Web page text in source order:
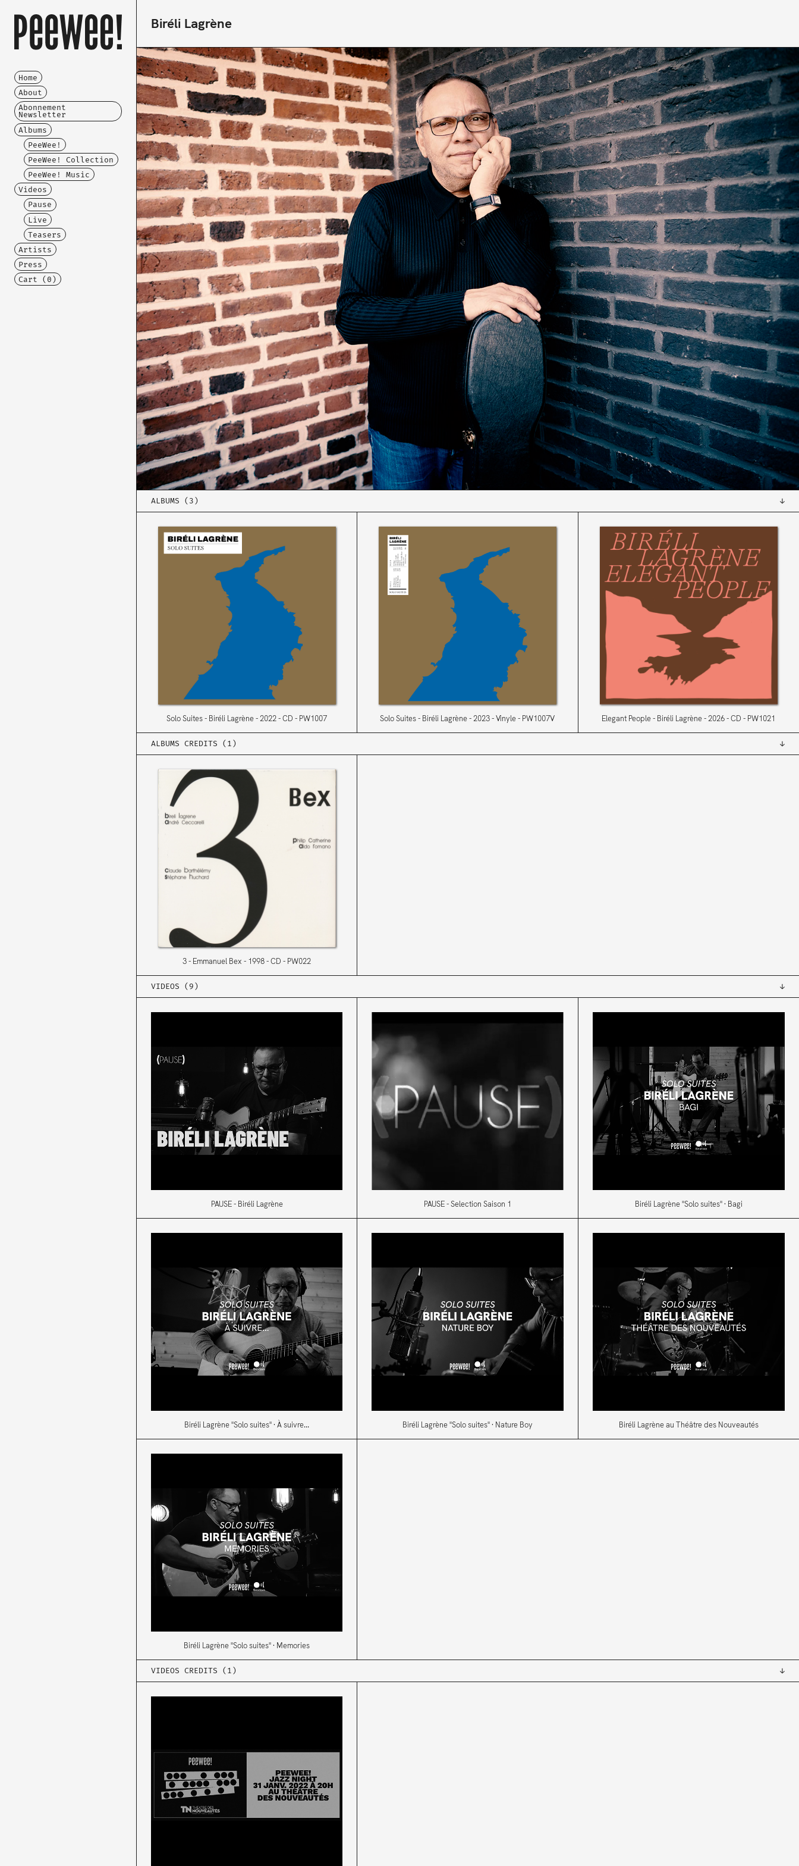
Home
About
Abonnement
Newsletter
Albums
PeeWee!
PeeWee! Collection
PeeWee! Music
Videos
Pause
Live
Teasers
Artists
Press
Cart ( 0 )
Biréli Lagrène
ALBUMS (3)
Solo Suites Biréli Lagrène 2022 CD PW1007 Solo Suites Biréli Lagrène 2023 Vinyle PW1007V Elegant People Biréli Lagrène 2026 CD PW1021
ALBUMS CREDITS (1)
3 Emmanuel Bex 1998 CD PW022
VIDEOS (9)
PAUSE - Biréli Lagrène PAUSE - Selection Saison 1 Biréli Lagrène "Solo suites" · Bagi
Biréli Lagrène "Solo suites" · À suivre... Biréli Lagrène "Solo suites" · Nature Boy Biréli Lagrène au Théâtre des Nouveautés
Biréli Lagrène "Solo suites" · Memories
VIDEOS CREDITS (1)